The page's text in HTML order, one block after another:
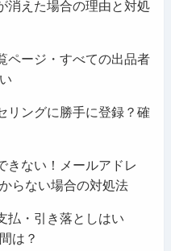
消えた場合の理由と対処
ページ・すべての出品者
リングに勝手に登録？確
きない！メールアドレ
らない場合の対処法
払・引き落としはい
は？